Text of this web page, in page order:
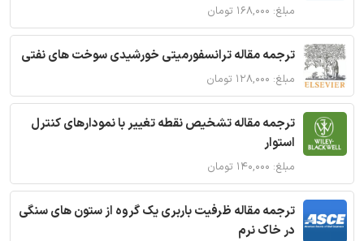
مبلغ: ۱۶۸,۰۰۰ تومان
ترجمه مقاله ترانسفورمیتی خورشیدی سوخت های نفتی
مبلغ: ۱۲۸,۰۰۰ تومان
ترجمه مقاله تشخیص نقطه تغییر با نمودارهای کنترل
استوار
مبلغ: ۱۴۰,۰۰۰ تومان
ترجمه مقاله ظرفیت باربری یک گروه از ستون های سنگی
در خاک نرم